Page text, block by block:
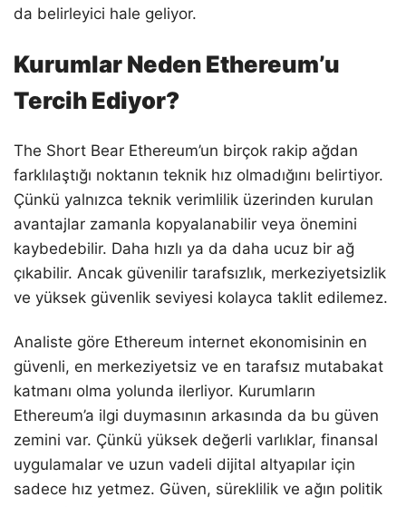
da belirleyici hale geliyor.
Kurumlar Neden Ethereum’u
Tercih Ediyor?
The Short Bear Ethereum’un birçok rakip ağdan
farklılaştığı noktanın teknik hız olmadığını belirtiyor.
Çünkü yalnızca teknik verimlilik üzerinden kurulan
avantajlar zamanla kopyalanabilir veya önemini
kaybedebilir. Daha hızlı ya da daha ucuz bir ağ
çıkabilir. Ancak güvenilir tarafsızlık, merkeziyetsizlik
ve yüksek güvenlik seviyesi kolayca taklit edilemez.
Analiste göre Ethereum internet ekonomisinin en
güvenli, en merkeziyetsiz ve en tarafsız mutabakat
katmanı olma yolunda ilerliyor. Kurumların
Ethereum’a ilgi duymasının arkasında da bu güven
zemini var. Çünkü yüksek değerli varlıklar, finansal
uygulamalar ve uzun vadeli dijital altyapılar için
sadece hız yetmez. Güven, süreklilik ve ağın politik